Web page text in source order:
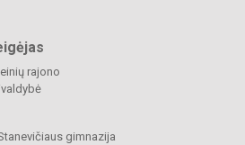
rajono
gimnazija